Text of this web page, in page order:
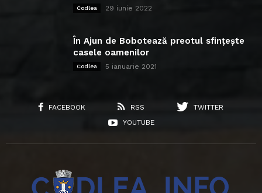
Codlea 29 iunie 2022
În Ajun de Bobotează preotul sfințește
casele oamenilor
Codlea 5 ianuarie 2021
FACEBOOK RSS
TWITTER
YOUTUBE